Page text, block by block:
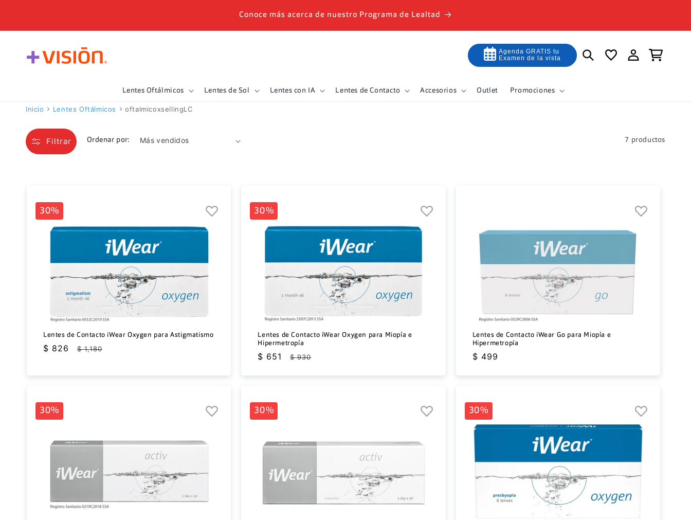
Conoce más acerca de nuestro Programa de Lealtad
Lentes Oftálmicos Lentes de Sol Lentes con IA Lentes de Contacto Accesorios Outlet Promociones
Agenda GRATIS tu
Examen de la vista
Iniciar
sesión
Carrito
Inicio Lentes Oftálmicos oftalmicoxsellingLC
Filtrar Ordenar por: 7 productos
30%
Lentes de Contacto iWear Oxygen para Astigmatismo
Precio
$ 826
Precio
$ 1,180
30%
Lentes de Contacto iWear Oxygen para Miopía e
Hipermetropía
Precio
$ 651
Precio
$ 930
Lentes de Contacto iWear Go para Miopía e
Hipermetropía
Precio
$ 499
30% 30% 30%